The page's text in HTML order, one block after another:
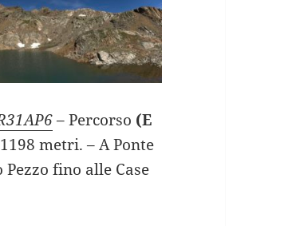
– Percorso (E
metri. – A Ponte
fino alle Case
(BS).